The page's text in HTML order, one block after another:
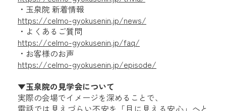
・玉泉院 新着情報
https://celmo-gyokusenin.jp/news/
・よくあるご質問
https://celmo-gyokusenin.jp/faq/
・お客様のお声
https://celmo-gyokusenin.jp/episode/
▼玉泉院の見学会について
実際の会場でイメージを深めることで、